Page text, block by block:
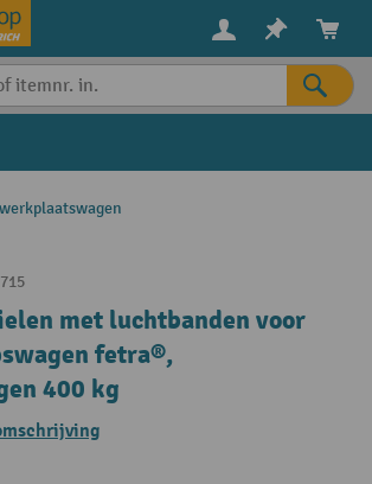
met luchtbanden voor
fetra®,
400 kg